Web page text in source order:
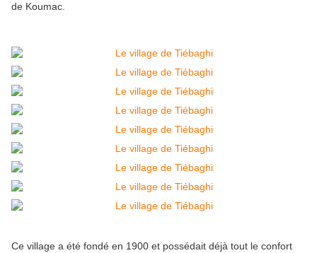
de Koumac.
Ce village a été fondé en 1900 et possédait déjà tout le confort